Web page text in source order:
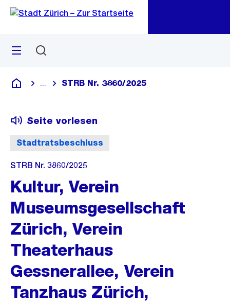
Navigation
Sprunglink
Menü
Deutsch
Blende alle Breadcrumbs ein
STRB Nr. 3860/2025
Stadtratsbeschluss
Seite vorlesen
STRB Nr. 3860/2025
Kultur, Verein
Museumsgesellschaft
Zürich, Verein
Theaterhaus
Gessnerallee, Verein
Tanzhaus Zürich,